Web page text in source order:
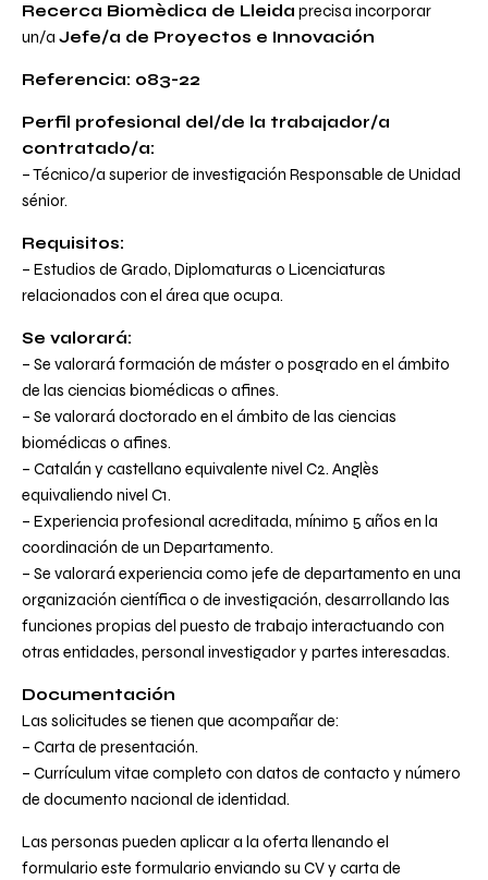
Recerca Biomèdica de Lleida precisa incorporar
un/a Jefe/a de Proyectos e Innovación
Referencia: 083-22
Perfil profesional del/de la trabajador/a
contratado/a:
– Técnico/a superior de investigación Responsable de Unidad
sénior.
Requisitos:
– Estudios de Grado, Diplomaturas o Licenciaturas
relacionados con el área que ocupa.
Se valorará:
– Se valorará formación de máster o posgrado en el ámbito
de las ciencias biomédicas o afines.
– Se valorará doctorado en el ámbito de las ciencias
biomédicas o afines.
– Catalán y castellano equivalente nivel C2. Anglès
equivaliendo nivel C1.
– Experiencia profesional acreditada, mínimo 5 años en la
coordinación de un Departamento.
– Se valorará experiencia como jefe de departamento en una
organización científica o de investigación, desarrollando las
funciones propias del puesto de trabajo interactuando con
otras entidades, personal investigador y partes interesadas.
Documentación
Las solicitudes se tienen que acompañar de:
– Carta de presentación.
– Currículum vitae completo con datos de contacto y número
de documento nacional de identidad.
Las personas pueden aplicar a la oferta llenando el
formulario este formulario enviando su CV y carta de